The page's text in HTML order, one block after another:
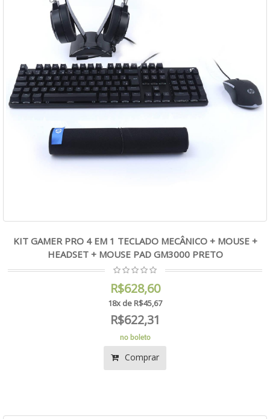
KIT GAMER PRO 4 EM 1 TECLADO MECÂNICO + MOUSE +
HEADSET + MOUSE PAD GM3000 PRETO
R$628,60
18x de R$45,67
R$622,31
no boleto
Comprar